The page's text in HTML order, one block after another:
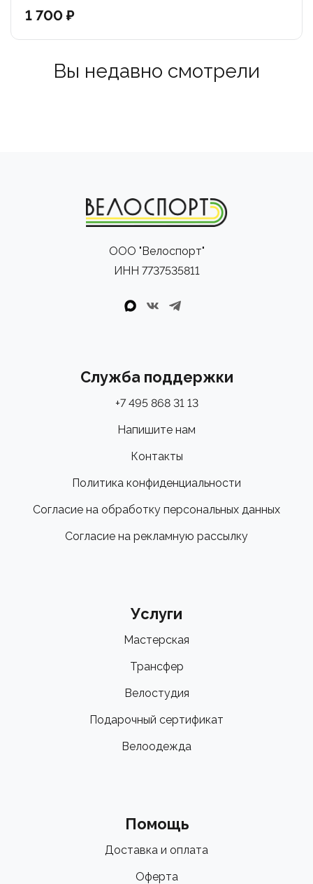
1 700 ₽
Вы недавно смотрели
ООО "Велоспорт"
ИНН 7737535811
Служба поддержки
+7 495 868 31 13
Напишите нам
Контакты
Политика конфиденциальности
Согласие на обработку персональных данных
Согласие на рекламную рассылку
Услуги
Мастерская
Трансфер
Велостудия
Подарочный сертификат
Велоодежда
Помощь
Доставка и оплата
Оферта